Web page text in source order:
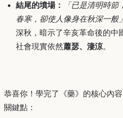
結尾的墳場：
「已是清明時
春寒，卻使人像身在秋深一般」
深秋，暗示了辛亥革命後的中
社會現實依然蕭瑟、淒涼。
恭喜你！學完了《藥》的核心內
關鍵點：